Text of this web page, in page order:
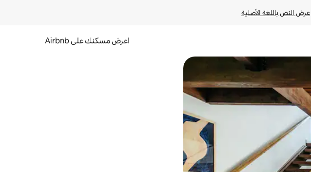
عرض النص باللغة الأصلية
اعرض مسكنك على Airbnb